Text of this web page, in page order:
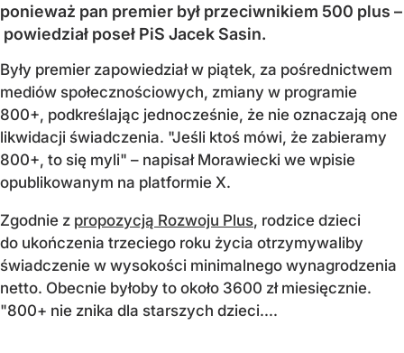
ponieważ pan premier był przeciwnikiem 500 plus –
powiedział poseł PiS Jacek Sasin.
Były premier zapowiedział w piątek, za pośrednictwem
mediów społecznościowych, zmiany w programie
800+, podkreślając jednocześnie, że nie oznaczają one
likwidacji świadczenia. "Jeśli ktoś mówi, że zabieramy
800+, to się myli" – napisał Morawiecki we wpisie
opublikowanym na platformie X.
Zgodnie z propozycją Rozwoju Plus, rodzice dzieci
do ukończenia trzeciego roku życia otrzymywaliby
świadczenie w wysokości minimalnego wynagrodzenia
netto. Obecnie byłoby to około 3600 zł miesięcznie.
"800+ nie znika dla starszych dzieci....